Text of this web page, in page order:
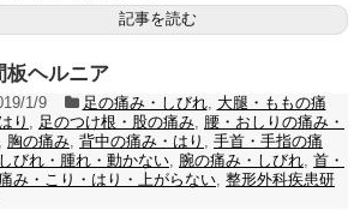
記事を読む
板ヘルニア
1/9 足の痛み・しびれ, 大腿・ももの痛
り , 足のつけ根・股の痛み, 腰・おしりの痛み・
, 胸の痛み, 背中の痛み・はり , 手首・手指の痛
びれ・腫れ・動かない, 腕の痛み・しびれ, 首・
み・こり・はり・上がらない, 整形外科疾患研